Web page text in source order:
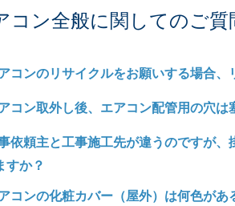
コン全般に関してのご質
コンのリサイクルをお願いする場合
コン取外し後、エアコン配管用の穴は
依頼主と工事施工先が違うのですが
すか？
コンの化粧カバー（屋外）は何色があ